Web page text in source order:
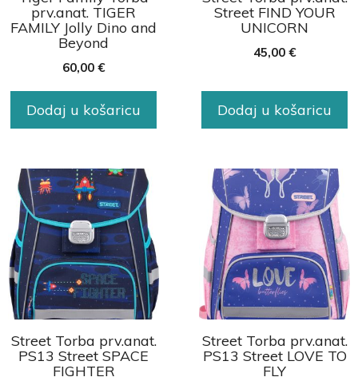
prv.anat. TIGER
FAMILY Jolly Dino and
Beyond
60,00 €
Dodaj u košaricu
Street FIND YOUR
UNICORN
45,00 €
Dodaj u košaricu
Street Torba prv.anat.
PS13 Street SPACE
FIGHTER
Street Torba prv.anat.
PS13 Street LOVE TO
FLY